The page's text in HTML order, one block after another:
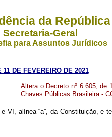
da República
Secretaria-Geral
para Assuntos Jurídicos
11 DE FEVEREIRO DE 2021
Altera o Decreto nº 6.605, de
Chaves Públicas Brasileira -
VI, alínea “a”, da Constituição, e